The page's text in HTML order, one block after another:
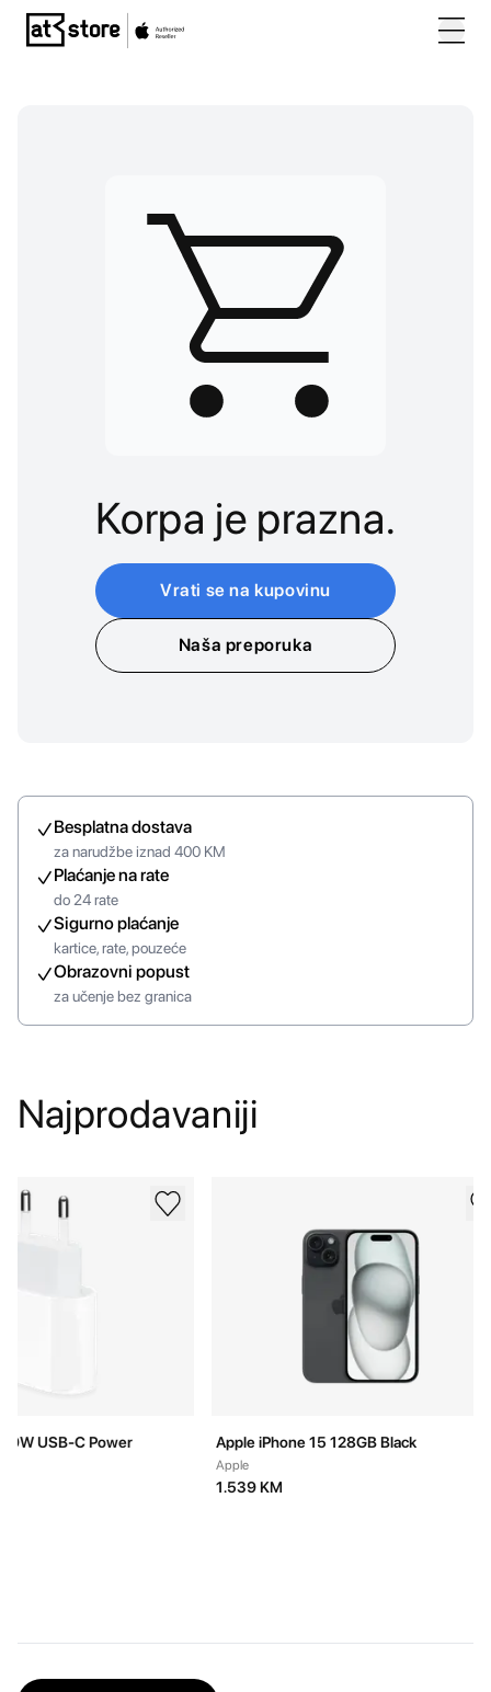
Posjetite početnu stranicu AT Store
Korpa je prazna.
Vrati se na kupovinu
Naša preporuka
✓Besplatna dostava
za narudžbe iznad 400 KM
✓Plaćanje na rate
do 24 rate
✓Sigurno plaćanje
kartice, rate, pouzeće
✓Obrazovni popust
za učenje bez granica
Najprodavaniji
Apple 20W USB-C Power Adapter
USB-C Power
Pogledaj detalje Apple iPhone 15
Apple iPhone 15 128GB Black
Apple
1.539KM